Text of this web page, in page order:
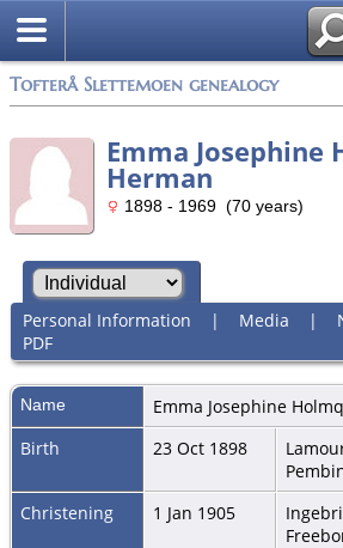
Tofterå Slettemoen genealogy
Emma Josephine
Herman
1898 - 1969 (70 years)
Personal Information | Media |
PDF
Name Emma Josephine
Birth
23 Oct 1898
Christening
1 Jan 1905